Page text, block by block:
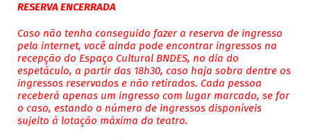
RESERVA ENCERRADA
Caso não tenha conseguido fazer a reserva de ingresso
pela internet, você ainda pode encontrar ingressos na
recepção do Espaço Cultural BNDES, no dia do
espetáculo, a partir das 18h30, caso haja sobra dentre os
ingressos reservados e não retirados. Cada pessoa
receberá apenas um ingresso com lugar marcado, se for
o caso, estando o número de ingressos disponíveis
sujeito à lotação máxima do teatro.